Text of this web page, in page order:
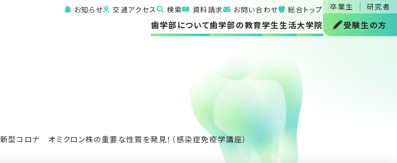
お知らせ 交通アクセス 検索 資料請求 お問い合わせ 総合トップ
歯学部について歯学部の教育学生生活大学院
卒業生 研究者
受験生の方
新型コロナ オミクロン株の重要な性質を発見！（感染症免疫学講座）